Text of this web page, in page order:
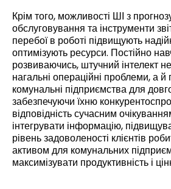
Крім того, можливості ШІ з
обслуговування та інструменти
перебої в роботі підвищують
оптимізують ресурси. Постійно
розвиваючись, штучний інтелект
нагальні операційні проблеми, а й
комунальні підприємства для
забезпечуючи їхню
відповідність сучасним
інтегрувати інформацію,
рівень задоволеності клієнтів
активом для комунальних
максимізувати продуктивність і